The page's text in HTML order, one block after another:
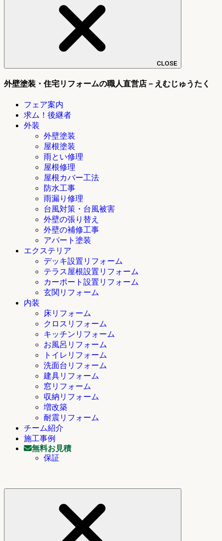
CLOSE
外壁塗装・住宅リフォームの職人直営店－えむじゅうたく
フェア案内
求ム！後継者
外装
外壁塗装
屋根塗装
雨とい修理
屋根修理
屋根カバー工法
防水工事
雨漏り修理
台風対策・台風被害
外壁の張り替え
外壁の補修工事
アパート塗装
エクステリア
デッキ設置リフォーム
テラス屋根設置リフォーム
カーポート設置リフォーム
玄関リフォーム
内装
床リフォーム
クロスリフォーム
キッチンリフォーム
お風呂リフォーム
トイレリフォーム
洗面台リフォーム
建具リフォーム
窓リフォーム
収納リフォーム
増改築
耐震リフォーム
チーム紹介
施工事例
無料お見積
保証